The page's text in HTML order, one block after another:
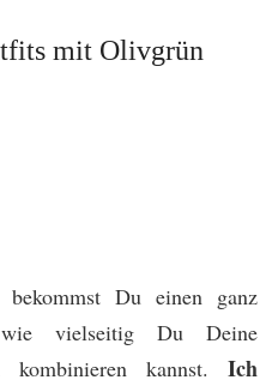
mit Olivgrün
Du einen ganz
vielseitig Du Deine
kannst. Ich